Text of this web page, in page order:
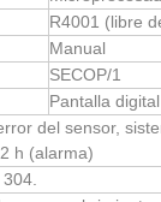
R4001 (libre
Manual
SECOP/1
Pantalla digital
del sensor,
h (alarma)